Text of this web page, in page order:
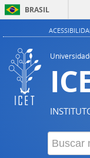
BRASIL